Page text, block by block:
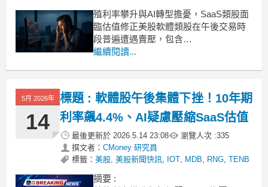
殖利率攀升與AI轉型擔憂，SaaS類股面
臨估值修正美股軟體類股在午後交易時
段普遍遭遇賣壓，包含
RingCentral(RNG)、Tenable(TENB)、
在於川普拒絕了伊朗最新的和平提議，
導致地緣政治緊
繼續閱讀...
5月 2026年
14
標題 : 軟體股午後集體下挫！10年期
利率飆4.4%、AI疑慮壓縮SaaS估值
最後更新於 2026.5.14 23:08 瀏覽人次 :335
撰文者： CMoney 研究員
標籤： 美股, 美股新聞快訊, IOT, MDB, RNG, TENB
摘要 :